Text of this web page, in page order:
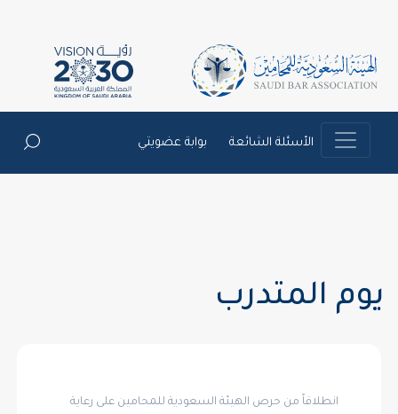
الأسئلة الشائعة بوابة عضويتي
يوم المتدرب
انطلاقاً من حرص الهيئة السعودية للمحامين على رعاية